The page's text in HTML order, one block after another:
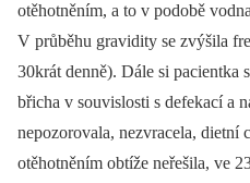
otěhotněním, a to v podobě
V průběhu gravidity se zvýšila
30krát denně). Dále si pacientka
břicha v souvislosti s defekací a
nepozorovala, nezvracela, dietní
otěhotněním obtíže neřešila, ve